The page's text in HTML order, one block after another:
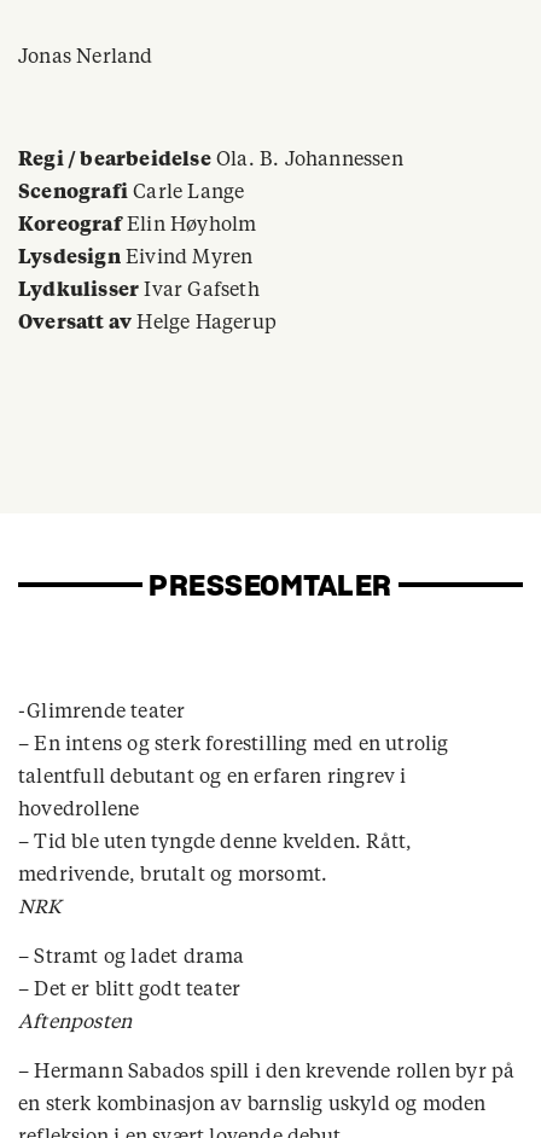
Jonas Nerland
Regi / bearbeidelseOla. B. Johannessen
Scenografi Carle Lange
KoreografElin Høyholm
LysdesignEivind Myren
Lydkulisser Ivar Gafseth
Oversatt av Helge Hagerup
PRESSEOMTALER
-Glimrende teater
– En intens og sterk forestilling med en utrolig
talentfull debutant og en erfaren ringrev i
hovedrollene
– Tid ble uten tyngde denne kvelden. Rått,
medrivende, brutalt og morsomt.
NRK
– Stramt og ladet drama
– Det er blitt godt teater
Aftenposten
– Hermann Sabados spill i den krevende rollen byr på
en sterk kombinasjon av barnslig uskyld og moden